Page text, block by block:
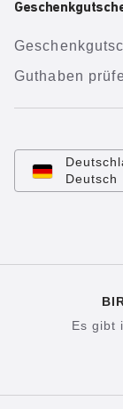
Guthaben
Deutsch
Es gibt